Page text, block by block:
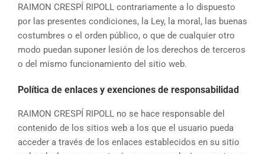
RAIMON CRESPÍ RIPOLL contrariamente a lo dispuesto
por las presentes condiciones, la Ley, la moral, las buenas
costumbres o el orden público, o que de cualquier otro
modo puedan suponer lesión de los derechos de terceros
o del mismo funcionamiento del sitio web.
Política de enlaces y exenciones de responsabilidad
RAIMON CRESPÍ RIPOLL no se hace responsable del
contenido de los sitios web a los que el usuario pueda
acceder a través de los enlaces establecidos en su sitio